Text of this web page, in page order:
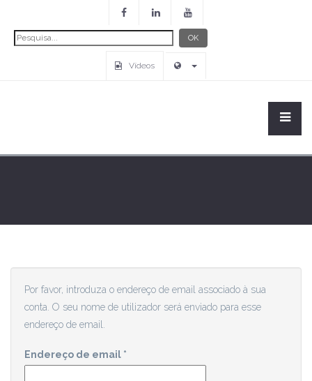
Pesquisa...
OK
Vídeos
Por favor, introduza o endereço de email associado à sua
conta. O seu nome de utilizador será enviado para esse
endereço de email.
Endereço de email *